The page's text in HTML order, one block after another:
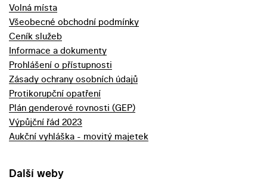
Volná místa
Všeobecné obchodní podmínky
Ceník služeb
Informace a dokumenty
Prohlášení o přístupnosti
Zásady ochrany osobních údajů
Protikorupční opatření
Plán genderové rovnosti (GEP)
Výpůjční řád 2023
Aukční vyhláška - movitý majetek
Další weby